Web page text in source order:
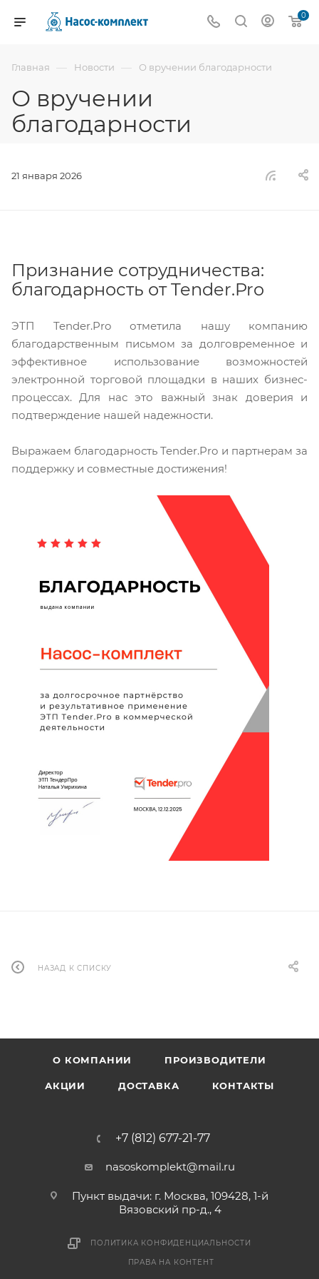
0
Главная — Новости — О вручении благодарности
О вручении
благодарности
21 января 2026
Признание сотрудничества:
благодарность от Tender.Pro
ЭТП Tender.Pro отметила нашу компанию
благодарственным письмом за долговременное и
эффективное использование возможностей
электронной торговой площадки в наших бизнес-
процессах. Для нас это важный знак доверия и
подтверждение нашей надежности.
Выражаем благодарность Tender.Pro и партнерам за
поддержку и совместные достижения!
НАЗАД К СПИСКУ
О КОМПАНИИ ПРОИЗВОДИТЕЛИ
АКЦИИ ДОСТАВКА КОНТАКТЫ
+7 (812) 677-21-77
nasoskomplekt@mail.ru
Пункт выдачи: г. Москва, 109428, 1-й
Вязовский пр-д., 4
ПОЛИТИКА КОНФИДЕНЦИАЛЬНОСТИ
ПРАВА НА КОНТЕНТ